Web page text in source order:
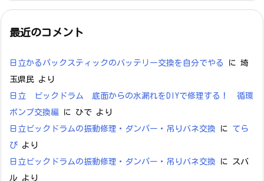
最近のコメント
日立かるパックスティックのバッテリー交換を自分でやる に 埼
玉県民 より
日立 ビックドラム 底面からの水漏れをDIYで修理する！ 循環
ポンプ交換編 に ひで より
日立ビックドラムの振動修理・ダンパー・吊りバネ交換 に てら
ぴ より
日立ビックドラムの振動修理・ダンパー・吊りバネ交換 に
スバ
ル より